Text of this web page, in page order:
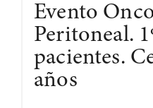
Evento
Peritoneal.
pacientes.
años